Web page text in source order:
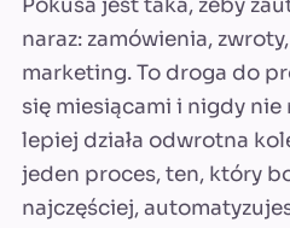
Pokusa jest taka, żeby
naraz: zamówienia,
marketing. To droga do
się miesiącami i nigdy nie
lepiej działa odwrotna
jeden proces, ten, który
najczęściej,